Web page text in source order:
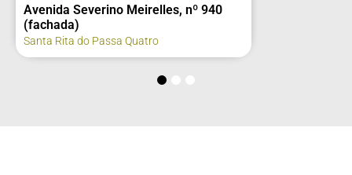
Avenida Severino Meirelles, nº 940
(fachada)
Santa Rita do Passa Quatro